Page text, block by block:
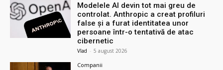
Modelele AI devin tot mai greu de
controlat. Anthropic a creat profiluri
false și a furat identitatea unor
persoane într-o tentativă de atac
cibernetic
Vlad - 5 august 2026
Companii